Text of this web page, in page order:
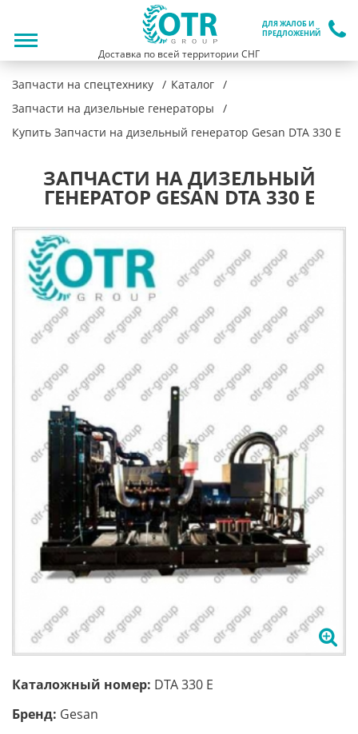
ДЛЯ ЖАЛОБ И
ПРЕДЛОЖЕНИЙ
Доставка по всей территории СНГ
Запчасти на спецтехнику
Каталог
Запчасти на дизельные генераторы
Купить Запчасти на дизельный генератор Gesan DTA 330 E
ЗАПЧАСТИ НА ДИЗЕЛЬНЫЙ
ГЕНЕРАТОР GESAN DTA 330 E
Каталожный номер: DTA 330 E
Бренд: Gesan